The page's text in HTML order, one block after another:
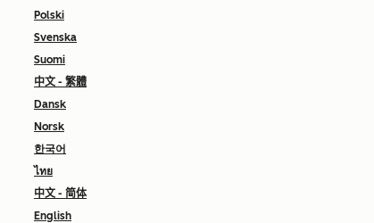
Polski
Svenska
Suomi
中文 - 繁體
Dansk
Norsk
한국어
ไทย
中文 - 简体
English